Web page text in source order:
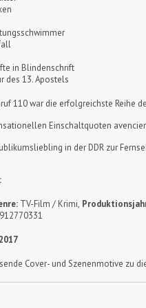
in Blindenschrift
des 13. Apostels
110 war die erfolgreichste Reihe
Einschaltquoten
in der DDR zur
TV-Film / Krimi,
Cover- und Szenenmotive zu